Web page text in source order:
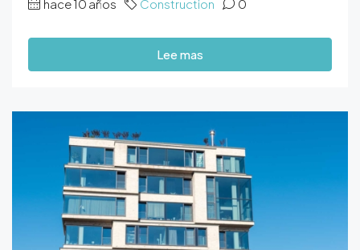
hace 10 años Construction 0
Lee mas